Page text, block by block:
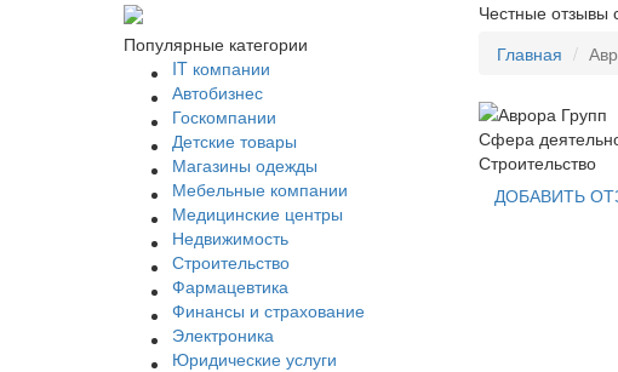
Честные отзывы
Популярные категории
IT компании
Автобизнес
Госкомпании
Детские товары
Магазины одежды
Мебельные компании
Медицинские центры
Недвижимость
Строительство
Фармацевтика
Финансы и страхование
Электроника
Юридические услуги
Главная
Сфера
Строительство
ДОБАВИТЬ